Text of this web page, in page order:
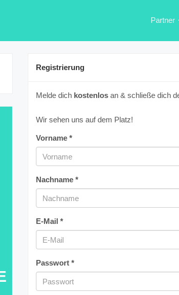
Partner
Registrierung
Melde dich kostenlos an & schließe dich
Wir sehen uns auf dem Platz!
Vorname *
Nachname *
E-Mail *
Passwort *